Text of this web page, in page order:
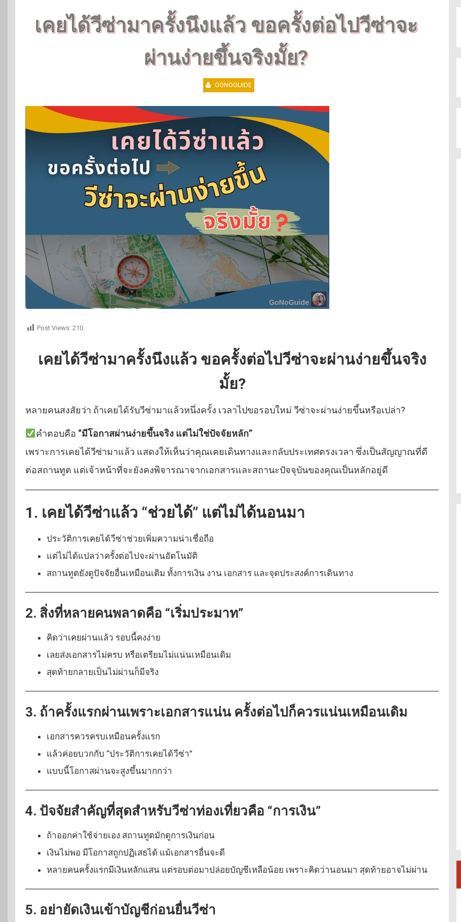
เคยได้วีซ่ามาครั้งนึงแล้ว ขอครั้งต่อไปวีซ่าจะ
ผ่านง่ายขึ้นจริงมั้ย?
GONOGUIDE
Post Views: 210
เคยได้วีซ่ามาครั้งนึงแล้ว ขอครั้งต่อไปวีซ่าจะผ่านง่ายขึ้นจริง
มั้ย?
หลายคนสงสัยว่า ถ้าเคยได้รับวีซ่ามาแล้วหนึ่งครั้ง เวลาไปขอรอบใหม่ วีซ่าจะผ่านง่ายขึ้นหรือเปล่า?
คำตอบคือ “มีโอกาสผ่านง่ายขึ้นจริง แต่ไม่ใช่ปัจจัยหลัก”
เพราะการเคยได้วีซ่ามาแล้ว แสดงให้เห็นว่าคุณเคยเดินทางและกลับประเทศตรงเวลา ซึ่งเป็นสัญญาณที่ดี
ต่อสถานทูต แต่เจ้าหน้าที่จะยังคงพิจารณาจากเอกสารและสถานะปัจจุบันของคุณเป็นหลักอยู่ดี
1. เคยได้วีซ่าแล้ว “ช่วยได้” แต่ไม่ได้นอนมา
ประวัติการเคยได้วีซ่าช่วยเพิ่มความน่าเชื่อถือ
แต่ไม่ได้แปลว่าครั้งต่อไปจะผ่านอัตโนมัติ
สถานทูตยังดูปัจจัยอื่นเหมือนเดิม ทั้งการเงิน งาน เอกสาร และจุดประสงค์การเดินทาง
2. สิ่งที่หลายคนพลาดคือ “เริ่มประมาท”
คิดว่าเคยผ่านแล้ว รอบนี้คงง่าย
เลยส่งเอกสารไม่ครบ หรือเตรียมไม่แน่นเหมือนเดิม
สุดท้ายกลายเป็นไม่ผ่านก็มีจริง
3. ถ้าครั้งแรกผ่านเพราะเอกสารแน่น ครั้งต่อไปก็ควรแน่นเหมือนเดิม
เอกสารควรครบเหมือนครั้งแรก
แล้วค่อยบวกกับ “ประวัติการเคยได้วีซ่า”
แบบนี้โอกาสผ่านจะสูงขึ้นมากกว่า
4. ปัจจัยสำคัญที่สุดสำหรับวีซ่าท่องเที่ยวคือ “การเงิน”
ถ้าออกค่าใช้จ่ายเอง สถานทูตมักดูการเงินก่อน
เงินไม่พอ มีโอกาสถูกปฏิเสธได้ แม้เอกสารอื่นจะดี
หลายคนครั้งแรกมีเงินหลักแสน แต่รอบต่อมาปล่อยบัญชีเหลือน้อย เพราะคิดว่านอนมา สุดท้ายอาจไม่ผ่าน
5. อย่ายัดเงินเข้าบัญชีก่อนยื่นวีซ่า